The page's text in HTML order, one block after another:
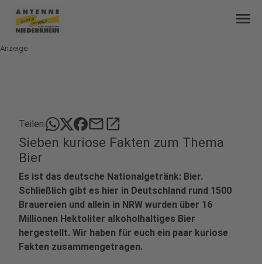
menu
Anzeige
Teilen: mailopen_in_new
Sieben kuriose Fakten zum Thema
Bier
Es ist das deutsche Nationalgetränk: Bier.
Schließlich gibt es hier in Deutschland rund 1500
Brauereien und allein in NRW wurden über 16
Millionen Hektoliter alkoholhaltiges Bier
hergestellt. Wir haben für euch ein paar kuriose
Fakten zusammengetragen.